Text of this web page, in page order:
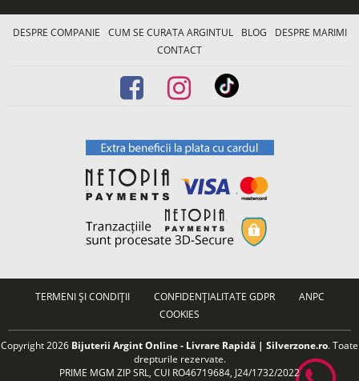
DESPRE COMPANIE CUM SE CURATA ARGINTUL BLOG
DESPRE MARIMI
CONTACT
TERMENI ȘI CONDIȚII CONFIDENȚIALITATE GDPR
ANPC
COOKIES
Copyright 2026 Bijuterii Argint Online - Livrare Rapidă | Silverzone.ro. Toate
drepturile rezervate.
PRIME MGM ZIP SRL, CUI RO46719684, J24/1732/2022